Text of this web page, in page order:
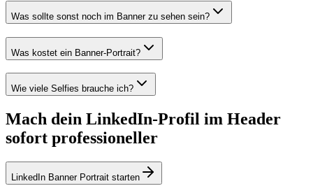
Was sollte sonst noch im Banner zu sehen sein?
Was kostet ein Banner-Portrait?
Wie viele Selfies brauche ich?
Mach dein LinkedIn-Profil im Header
sofort professioneller
LinkedIn Banner Portrait starten